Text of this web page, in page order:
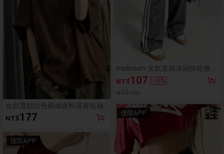
女款寬鬆白色梭織面料落肩短袖
上衣，適合夏季波希米亞風
NT$177
僅限APP
mulinsen 女款直筒冰絲快乾條紋
拼接運動長褲
NT$107 -15%
僅限APP